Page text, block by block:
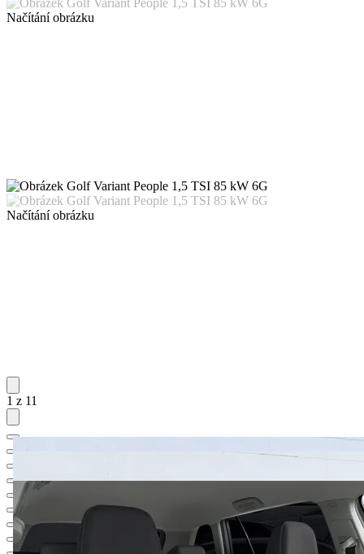
Načítání obrázku
Načítání obrázku
1 z 11